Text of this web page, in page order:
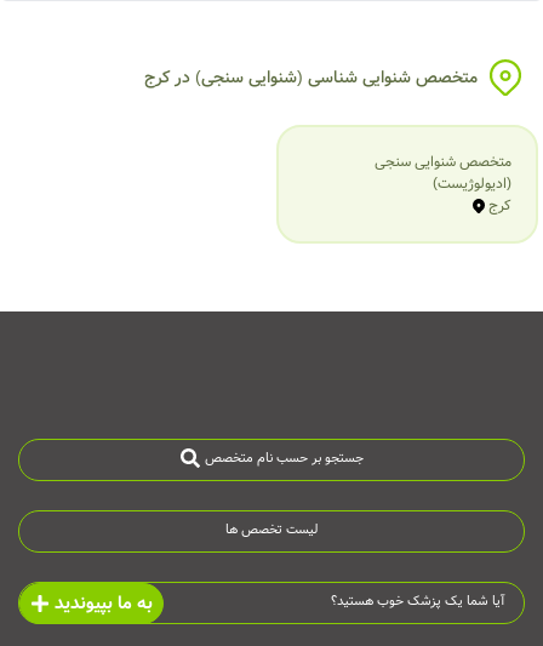
متخصص شنوایی شناسی (شنوایی سنجی) در کرج
متخصص شنوایی سنجی
(ادیولوژیست)
کرج
جستجو بر حسب نام متخصص
لیست تخصص ها
آیا شما یک پزشک خوب هستید؟ به ما بپیوندید